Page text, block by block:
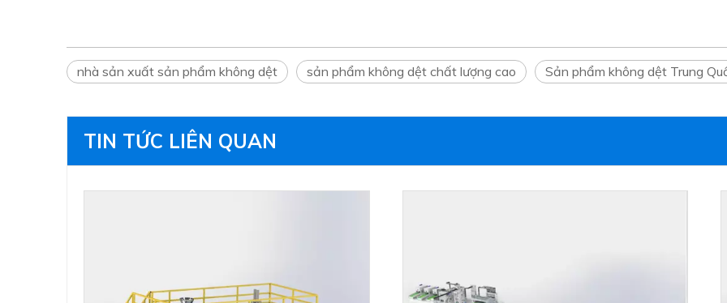
nhà sản xuất sản phẩm không dệt sản phẩm không dệt chất lượng cao Sản phẩm không dệt Trung
TIN TỨC LIÊN QUAN